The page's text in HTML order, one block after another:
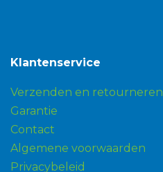
Klantenservice
Verzenden en retourneren
Garantie
Contact
Algemene voorwaarden
Privacybeleid